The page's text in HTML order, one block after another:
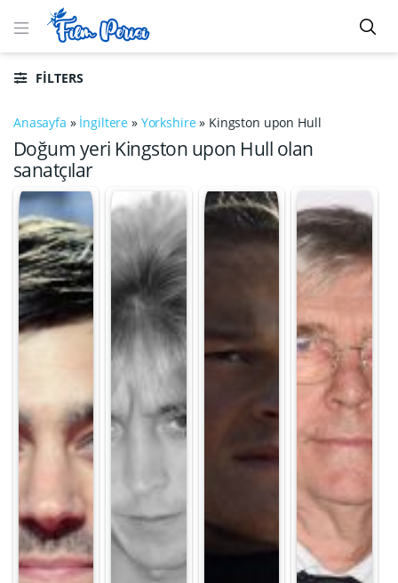
FILTERS
Anasayfa » İngiltere » Yorkshire» Kingston upon Hull
Doğum yeri Kingston upon Hull olan
sanatçılar